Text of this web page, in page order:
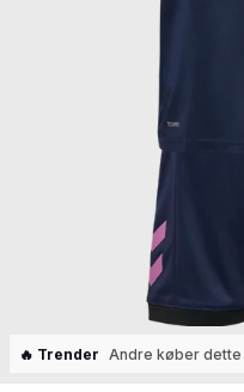
🔥 Trender Andre køber dette